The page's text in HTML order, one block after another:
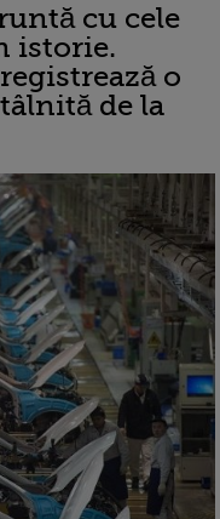
cu cele
istorie.
o
de la